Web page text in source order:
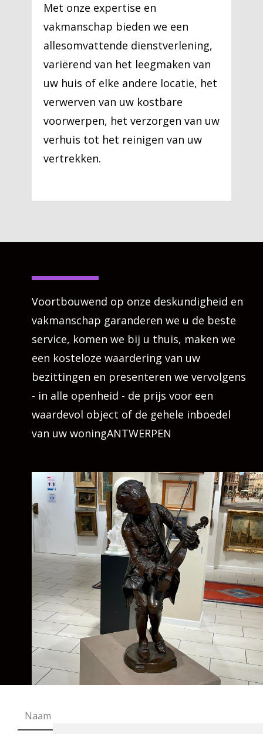
Met onze expertise en
vakmanschap bieden we een
allesomvattende dienstverlening,
variërend van het leegmaken van
uw huis of elke andere locatie, het
verwerven van uw kostbare
voorwerpen, het verzorgen van uw
verhuis tot het reinigen van uw
vertrekken.
Voortbouwend op onze deskundigheid en
vakmanschap garanderen we u de beste
service, komen we bij u thuis, maken we
een kosteloze waardering van uw
bezittingen en presenteren we vervolgens
- in alle openheid - de prijs voor een
waardevol object of de gehele inboedel
van uw woningANTWERPEN